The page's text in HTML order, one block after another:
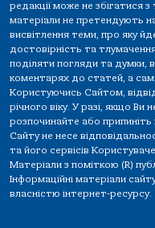
редакції може не збігатися
матеріали не претендують
висвітлення теми, про яку
достовірність та
поділяти погляди та думки,
коментарях до статей, а сам
Користуючись Сайтом,
річного віку. У разі, якщо Ви
розпочинайте або
Сайту не несе
та його сервісів
Матеріали з поміткою (R)
Інформаційні матеріали
власністю інтернет-ресурсу.